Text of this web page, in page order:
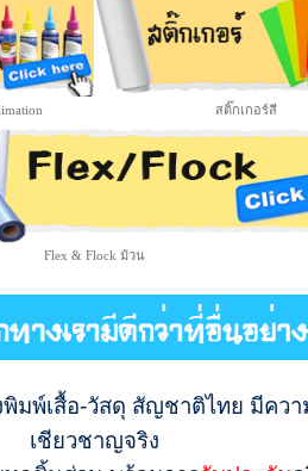
สติ๊กเกอร์สี
Flex & Flock ม้วน
พิมพ์เสื้อ-วัสดุ สัญชาติไทย มีคว
เชียวชาญจริง